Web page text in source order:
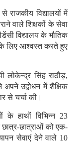
राजकीय विद्यालयों में
वाले शिक्षकों के सेवा
विद्यालय के भौतिक
के लिए आश्वस्त करते हुए
लोकेन्द्र सिंह राठौड़,
अपने उद्बोधन में शैक्षिक
से चर्चा की।
के हाथों विभिन्न 23
छात्र-छात्राओं को एक-
सेवाएं देने वाले 10